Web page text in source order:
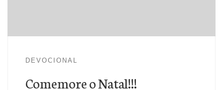
DEVOCIONAL
Comemore o Natal!!!